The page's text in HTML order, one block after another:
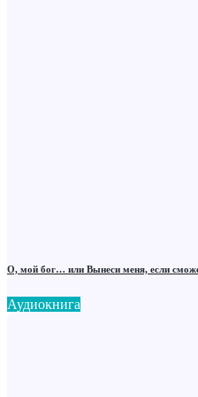
О, мой бог… или Вынеси меня, если
Аудиокнига